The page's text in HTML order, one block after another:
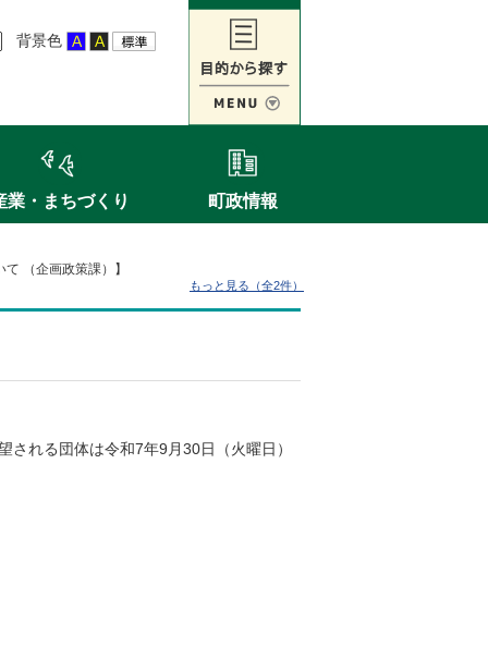
背景色
業・まちづくり 町政情報
（企画政策課）】
もっと見る（全2件）
れる団体は令和7年9月30日（火曜日）